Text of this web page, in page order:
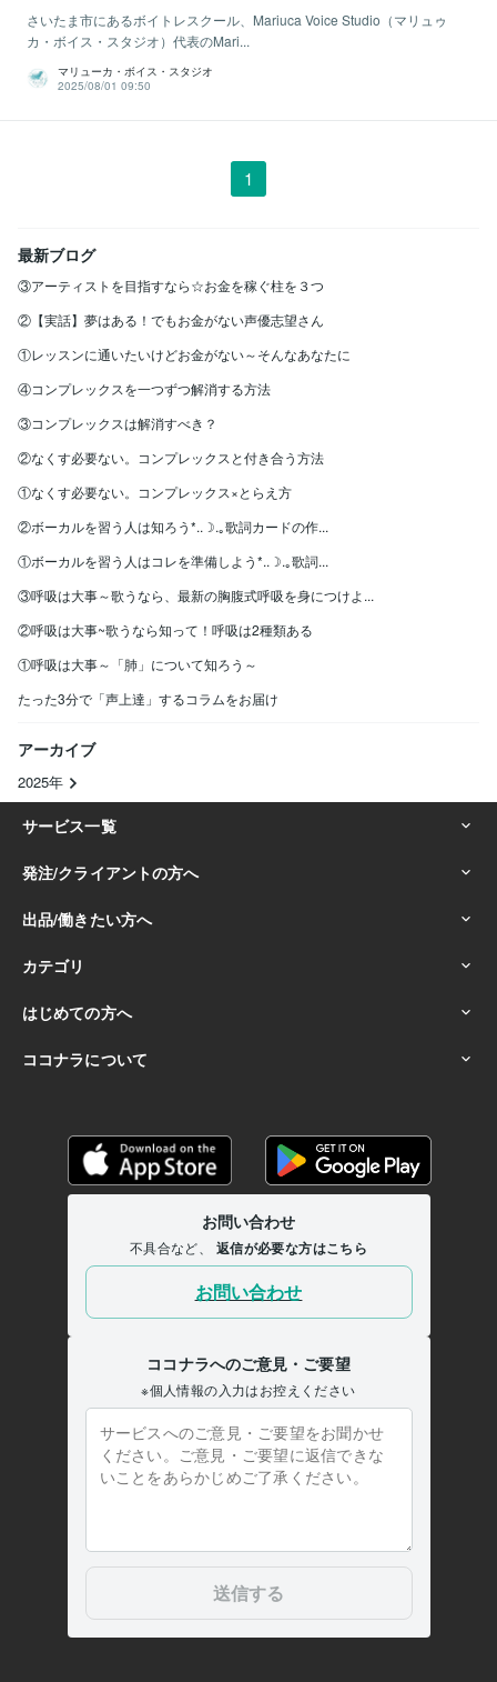
さいたま市にあるボイトレスクール、Mariuca Voice Studio（マリュゥ
カ・ボイス・スタジオ）代表のMari...
マリューカ・ボイス・スタジオ
2025/08/01 09:50
1
最新ブログ
③アーティストを目指すなら☆お金を稼ぐ柱を３つ
②【実話】夢はある！でもお金がない声優志望さん
①レッスンに通いたいけどお金がない～そんなあなたに
④コンプレックスを一つずつ解消する方法
③コンプレックスは解消すべき？
②なくす必要ない。コンプレックスと付き合う方法
①なくす必要ない。コンプレックス×とらえ方
②ボーカルを習う人は知ろう*..☽.｡歌詞カードの作...
①ボーカルを習う人はコレを準備しよう*..☽.｡歌詞...
③呼吸は大事～歌うなら、最新の胸腹式呼吸を身につけよ...
②呼吸は大事~歌うなら知って！呼吸は2種類ある
①呼吸は大事～「肺」について知ろう～
たった3分で「声上達」するコラムをお届け
アーカイブ
2025年